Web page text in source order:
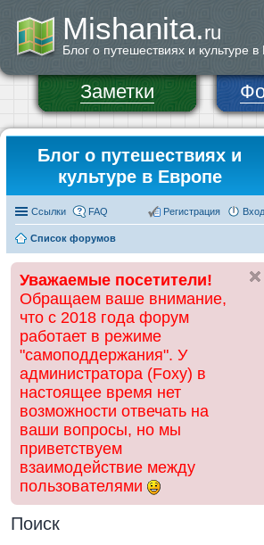
Mishanita.ru
Блог о путешествиях и культуре
Заметки
Блог о путешествиях и
культуре в Европе
Ссылки FAQ Вход
Регистрация
Список форумов
Уважаемые посетители!
Обращаем ваше внимание,
что с 2018 года форум
работает в режиме
"самоподдержания". У
администратора (Foxy) в
настоящее время нет
возможности отвечать на
ваши вопросы, но мы
приветствуем
взаимодействие между
пользователями
Поиск